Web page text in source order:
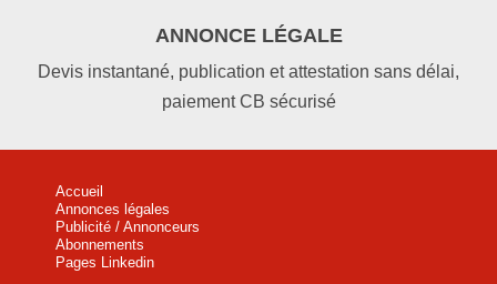
ANNONCE LÉGALE
Devis instantané, publication et attestation sans délai,
paiement CB sécurisé
Accueil
Annonces légales
Publicité / Annonceurs
Abonnements
Pages Linkedin